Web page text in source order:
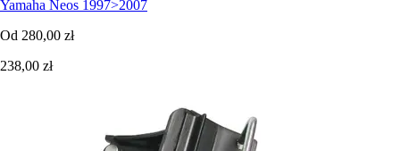
Yamaha Neos 1997>2007
Od 280,00 zł
238,00 zł